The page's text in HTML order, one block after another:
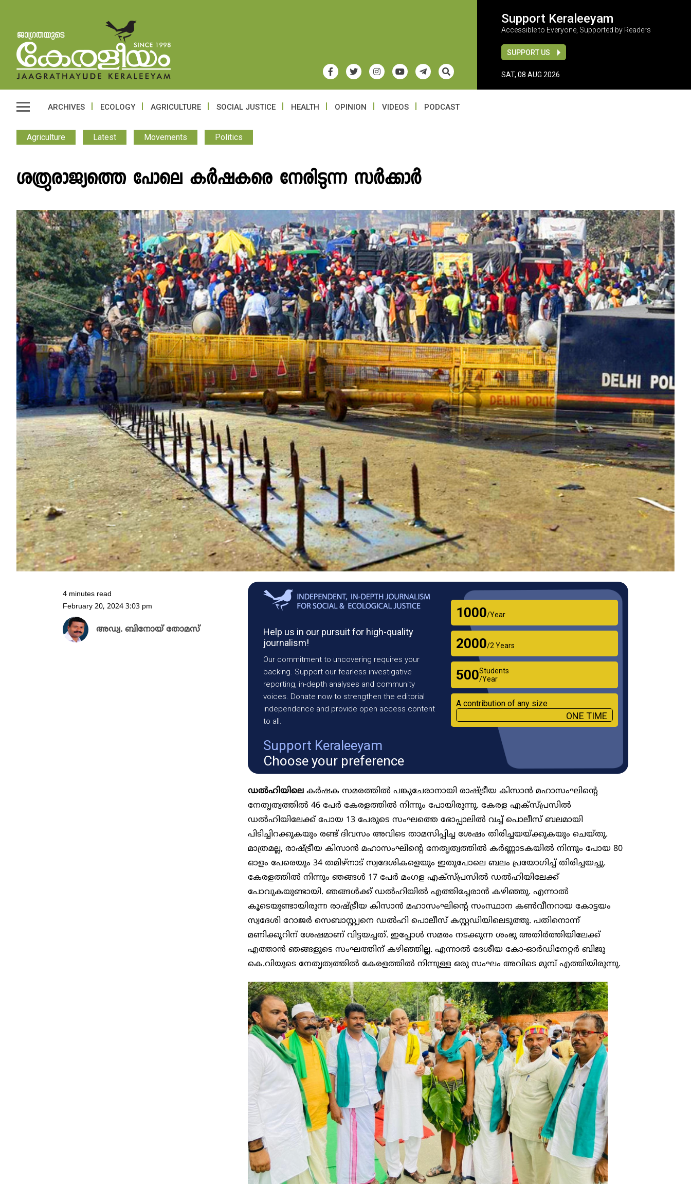
Support Keraleeyam
Accessible to Everyone, Supported by Readers
SUPPORT US
SAT, 08 AUG 2026
ARCHIVES ECOLOGY AGRICULTURE SOCIAL JUSTICE HEALTH OPINION VIDEOS PODCAST
Agriculture Latest Movements Politics
ശത്രുരാജ്യത്തെ പോലെ കർഷകരെ നേരിടുന്ന സർക്കാർ
Help us in our pursuit for high-quality
journalism!
Our commitment to uncovering requires your
backing. Support our fearless investigative
reporting, in-depth analyses and community
voices. Donate now to strengthen the editorial
independence and provide open access content
to all.
Support Keraleeyam
Choose your preference
₹1000/Year
₹2000/2 Years
₹500Students
/Year
A contribution of any size
ONE TIME
ഡൽഹിയിലെ കർഷക സമരത്തിൽ പങ്കുചേരാനായി രാഷ്ട്രീയ കിസാൻ മഹാസംഘിന്റെ
നേതൃത്വത്തിൽ 46 പേർ കേരളത്തിൽ നിന്നും പോയിരുന്നു. കേരള എക്സ്പ്രസിൽ
ഡൽഹിയിലേക്ക് പോയ 13 പേരുടെ സംഘത്തെ ഭോപ്പാലിൽ വച്ച് പൊലീസ് ബലമായി
പിടിച്ചിറക്കുകയും രണ്ട് ദിവസം അവിടെ താമസിപ്പിച്ച ശേഷം തിരിച്ചയയ്ക്കുകയും ചെയ്തു.
മാത്രമല്ല, രാഷ്ട്രീയ കിസാൻ മഹാസംഘിന്റെ നേതൃത്വത്തിൽ കർണ്ണാടകയിൽ നിന്നും പോയ 80
ഓളം പേരെയും 34 തമിഴ്നാട് സ്വദേശികളെയും ഇതുപോലെ ബലം പ്രയോ​ഗിച്ച് തിരിച്ചയച്ചു.
കേരളത്തിൽ നിന്നും ഞങ്ങൾ 17 പേർ മം​ഗള എക്സ്പ്രസിൽ ഡൽഹിയിലേക്ക്
പോവുകയുണ്ടായി. ഞങ്ങൾക്ക് ഡൽഹിയിൽ എത്തിച്ചേരാൻ കഴിഞ്ഞു. എന്നാൽ
കൂടെയുണ്ടായിരുന്ന രാഷ്ട്രീയ കിസാൻ മഹാസംഘിന്റെ സംസ്ഥാന കൺവീനറായ കോട്ടയം
സ്വദേശി റോജർ സെബാസ്റ്റ്യനെ ഡൽഹി പൊലീസ് കസ്റ്റഡിയിലെടുത്തു. പതിനൊന്ന്
മണിക്കൂറിന് ശേഷമാണ് വിട്ടയച്ചത്. ഇപ്പോൾ സമരം നടക്കുന്ന ശംഭു അതിർത്തിയിലേക്ക്
എത്താൻ ഞങ്ങളുടെ സംഘത്തിന് കഴിഞ്ഞില്ല. എന്നാൽ ദേശീയ കോ-ഓർഡിനേറ്റർ ബിജു
കെ.വിയുടെ നേതൃത്വത്തിൽ കേരളത്തിൽ നിന്നുള്ള ഒരു സംഘം അവിടെ മുമ്പ് എത്തിയിരുന്നു.
4 minutes read
February 20, 2024 3:03 pm
അഡ്വ. ബിനോയ് തോമസ്